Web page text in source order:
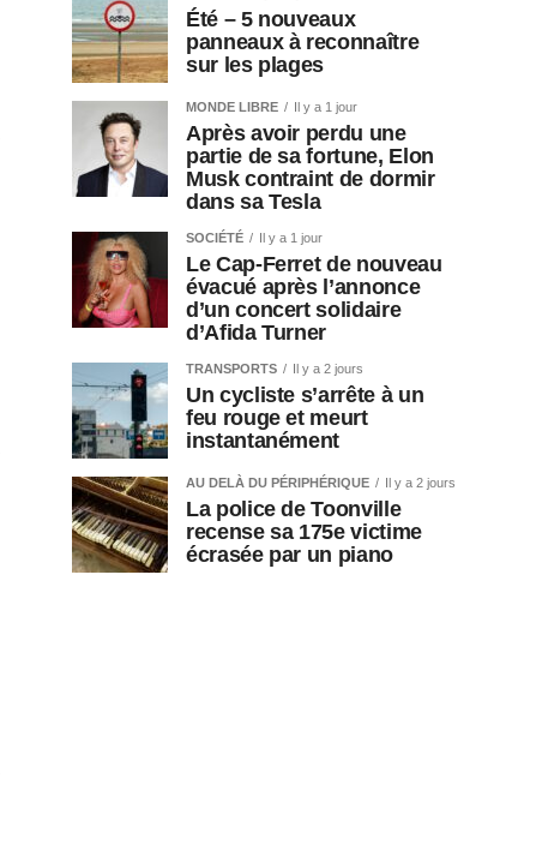
Été – 5 nouveaux
panneaux à reconnaître
sur les plages
MONDE LIBRE Il y a 1 jour
Après avoir perdu une
partie de sa fortune, Elon
Musk contraint de dormir
dans sa Tesla
SOCIÉTÉ Il y a 1 jour
Le Cap-Ferret de nouveau
évacué après l’annonce
d’un concert solidaire
d’Afida Turner
TRANSPORTS Il y a 2 jours
Un cycliste s’arrête à un
feu rouge et meurt
instantanément
AU DELÀ DU PÉRIPHÉRIQUE Il y a 2 jours
La police de Toonville
recense sa 175e victime
écrasée par un piano